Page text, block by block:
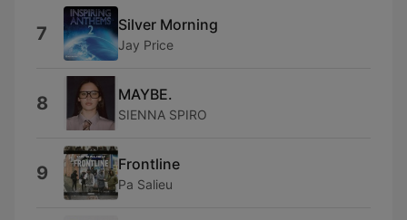
7 Silver Morning
Jay Price
8 MAYBE.
SIENNA SPIRO
9 Frontline
Pa Salieu